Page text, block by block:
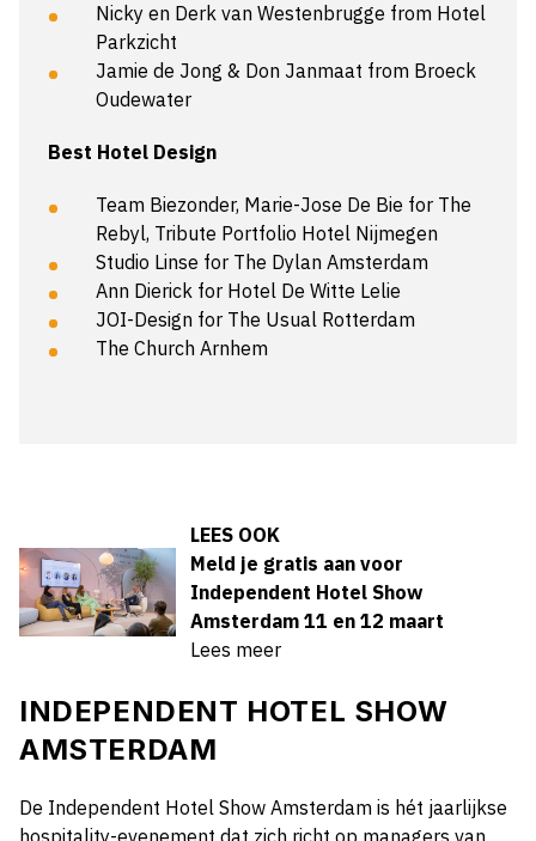
Nicky en Derk van Westenbrugge from Hotel
Parkzicht
Jamie de Jong & Don Janmaat from Broeck
Oudewater
Best Hotel Design
Team Biezonder, Marie-Jose De Bie for The
Rebyl, Tribute Portfolio Hotel Nijmegen
Studio Linse for The Dylan Amsterdam
Ann Dierick for Hotel De Witte Lelie
JOI-Design for The Usual Rotterdam
The Church Arnhem
LEES OOK
Meld je gratis aan voor
Independent Hotel Show
Amsterdam 11 en 12 maart
Lees meer
INDEPENDENT HOTEL SHOW
AMSTERDAM
De Independent Hotel Show Amsterdam is hét jaarlijkse
hospitality-evenement dat zich ​richt op managers van